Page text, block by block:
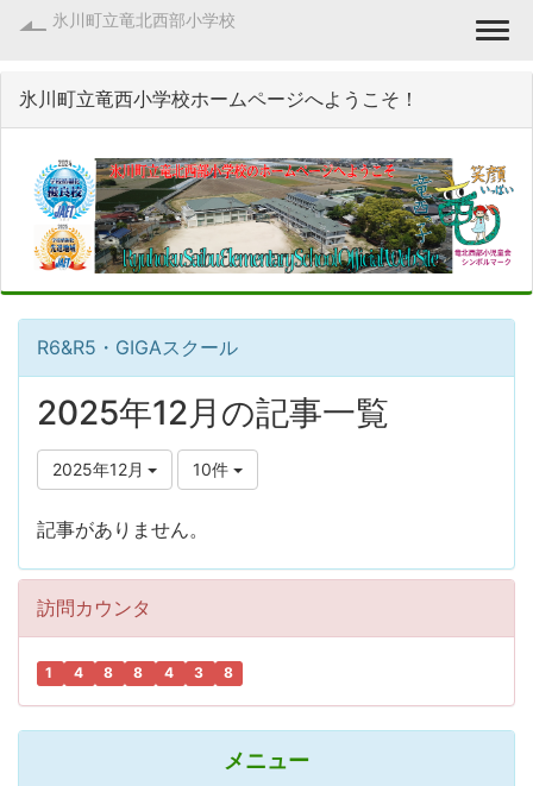
氷川町立竜北西部小学校
氷川町立竜西小学校ホームページへようこそ！
R6&R5・GIGAスクール
2025年12月の記事一覧
2025年12月 10件
記事がありません。
訪問カウンタ
1 4 8 8 4 3 8
メニュー